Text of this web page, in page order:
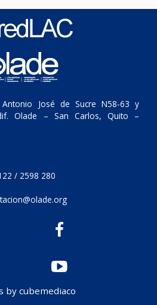
Antonio José de Sucre N58-63 y
Olade – San Carlos, Quito –
/ 2598 280
by cubemediaco